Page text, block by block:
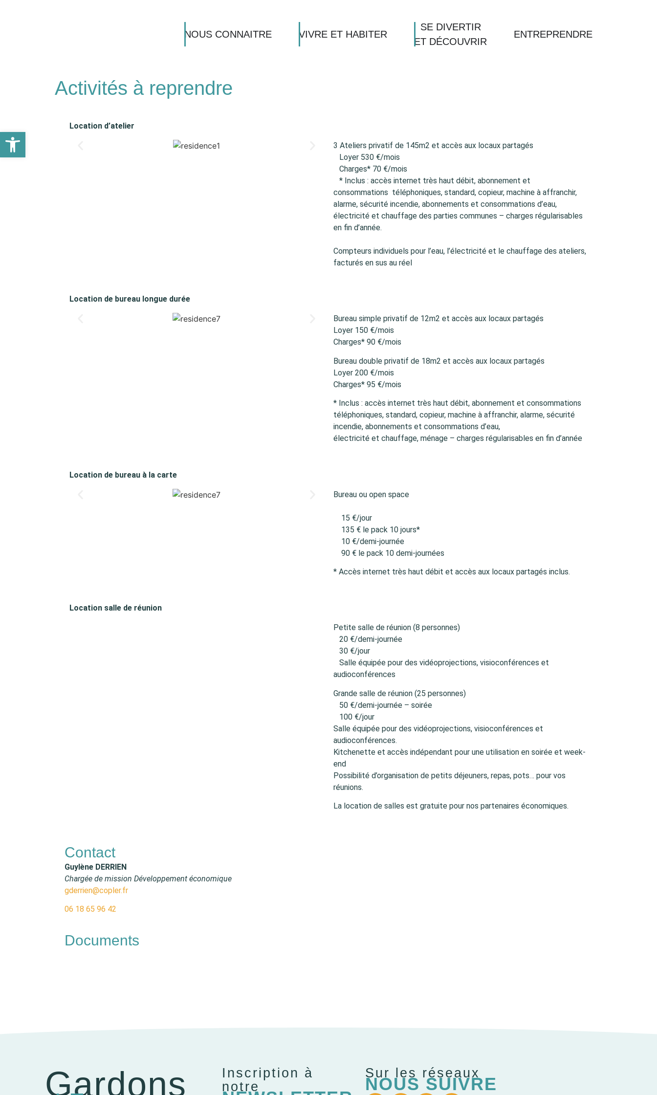
NOUS CONNAITRE VIVRE ET HABITER
SE DIVERTIR
ET DÉCOUVRIR
ENTREPRENDRE
Activités à reprendre
Location d’atelier
3 Ateliers privatif de 145m2 et accès aux locaux partagés
Loyer 530 €/mois
Charges* 70 €/mois
* Inclus : accès internet très haut débit, abonnement et
consommations téléphoniques, standard, copieur, machine à affranchir,
alarme, sécurité incendie, abonnements et consommations d’eau,
électricité et chauffage des parties communes – charges régularisables
en fin d’année.
Compteurs individuels pour l’eau, l’électricité et le chauffage des ateliers,
facturés en sus au réel
Location de bureau longue durée
Bureau simple privatif de 12m2 et accès aux locaux partagés
Loyer 150 €/mois
Charges* 90 €/mois
Bureau double privatif de 18m2 et accès aux locaux partagés
Loyer 200 €/mois
Charges* 95 €/mois
* Inclus : accès internet très haut débit, abonnement et consommations
téléphoniques, standard, copieur, machine à affranchir, alarme, sécurité
incendie, abonnements et consommations d’eau,
électricité et chauffage, ménage – charges régularisables en fin d’année
Location de bureau à la carte
Bureau ou open space
15 €/jour
135 € le pack 10 jours*
10 €/demi-journée
90 € le pack 10 demi-journées
* Accès internet très haut débit et accès aux locaux partagés inclus.
Location salle de réunion
Petite salle de réunion (8 personnes)
20 €/demi-journée
30 €/jour
Salle équipée pour des vidéoprojections, visioconférences et
audioconférences
Grande salle de réunion (25 personnes)
50 €/demi-journée – soirée
100 €/jour
Salle équipée pour des vidéoprojections, visioconférences et
audioconférences.
Kitchenette et accès indépendant pour une utilisation en soirée et week-
end
Possibilité d’organisation de petits déjeuners, repas, pots… pour vos
réunions.
La location de salles est gratuite pour nos partenaires économiques.
Contact
Guylène DERRIEN
Chargée de mission Développement économique
gderrien@copler.fr
06 18 65 96 42
Documents
Gardons
Inscription à
notre
Sur les réseaux
NOUS SUIVRE
Ouvrir la barre d’outils